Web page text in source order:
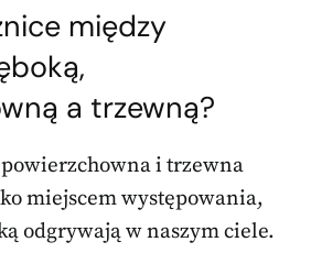
między
a trzewną?
powierzchowna i trzewna
miejscem występowania,
odgrywają w naszym ciele.